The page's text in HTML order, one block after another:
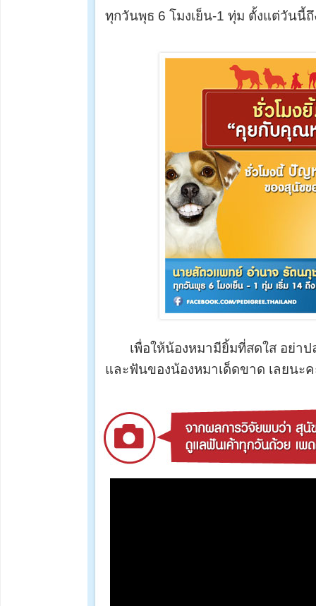
ทุกวันพุธ 6 โมงเย็น-1 ทุ่ม ตั้งแต่วันนี้
เพื่อให้น้องหมามียิ้มที่สดใส อย่า
และฟันของน้องหมาเด็ดขาด เลยนะ